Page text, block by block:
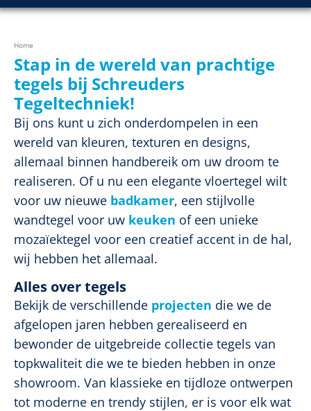
Home
Stap in de wereld van prachtige
tegels bij Schreuders
Tegeltechniek!
Bij ons kunt u zich onderdompelen in een
wereld van kleuren, texturen en designs,
allemaal binnen handbereik om uw droom te
realiseren. Of u nu een elegante vloertegel wilt
voor uw nieuwe badkamer, een stijlvolle
wandtegel voor uw keuken of een unieke
mozaïektegel voor een creatief accent in de hal,
wij hebben het allemaal.
Alles over tegels
Bekijk de verschillende projecten die we de
afgelopen jaren hebben gerealiseerd en
bewonder de uitgebreide collectie tegels van
topkwaliteit die we te bieden hebben in onze
showroom. Van klassieke en tijdloze ontwerpen
tot moderne en trendy stijlen, er is voor elk wat